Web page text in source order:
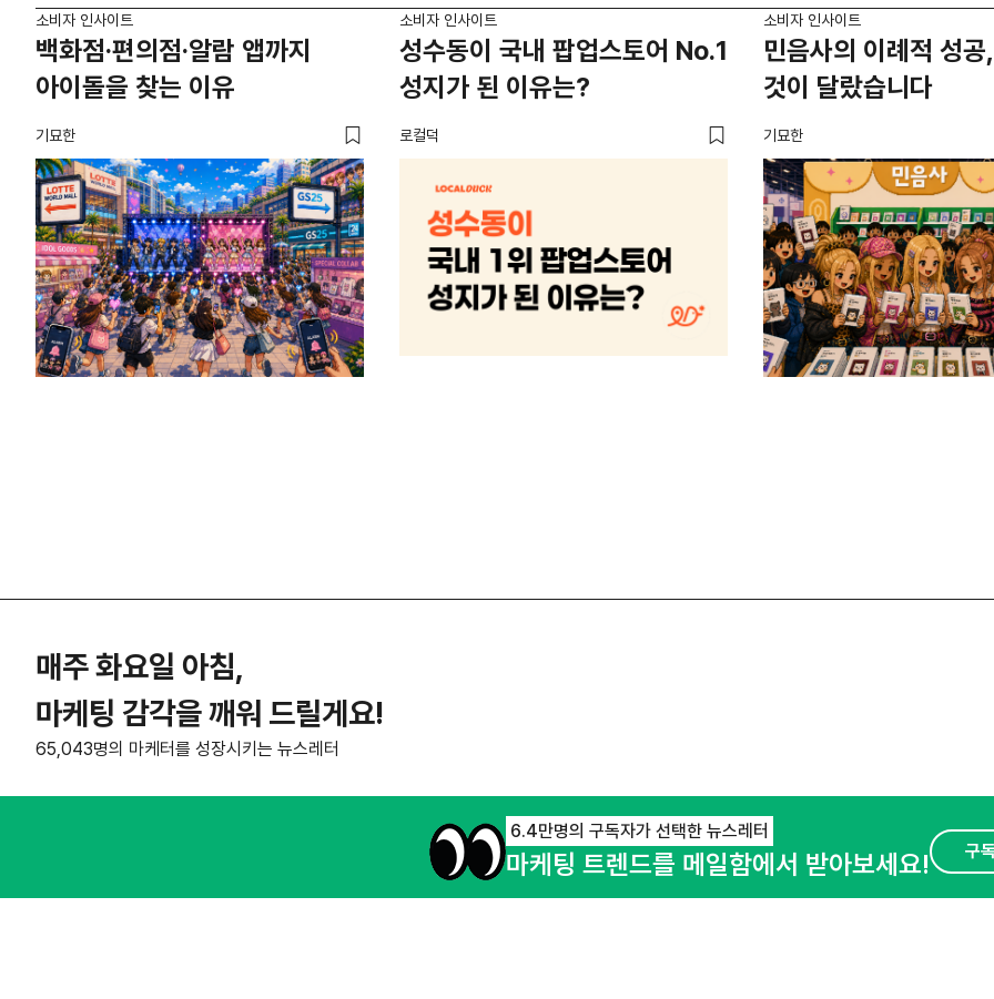
소비자 인사이트
백화점·편의점·알람 앱까지
아이돌을 찾는 이유
기묘한
소비자 인사이트
성수동이 국내 팝업스토어 No.1
성지가 된 이유는?
로컬덕
소비자 인사이트
민음사의 이례적 성
것이 달랐습니다
기묘한
매주 화요일 아침,
마케팅 감각을 깨워 드릴게요!
65,043명의 마케터를 성장시키는 뉴스레터
오픈애즈란 공지사항 제휴문의
6.4만명의 구독자가 선택한 뉴스레터
마케팅 트렌드를 메일함에서 받아보세요! 구